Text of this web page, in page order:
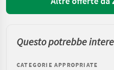
Questo potrebbe
CATEGORIE APPROPRIATE